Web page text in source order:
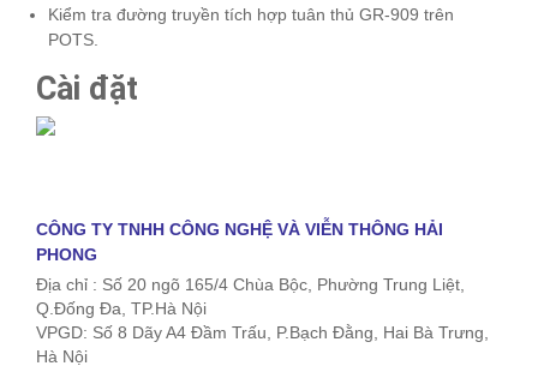
Kiểm tra đường truyền tích hợp tuân thủ GR-909 trên
POTS.
Cài đặt
CÔNG TY TNHH CÔNG NGHỆ VÀ VIỄN THÔNG HẢI
PHONG
Địa chỉ : Số 20 ngõ 165/4 Chùa Bộc, Phường Trung Liệt,
Q.Đống Đa, TP.Hà Nội
VPGD: Số 8 Dãy A4 Đầm Trấu, P.Bạch Đằng, Hai Bà Trưng,
Hà Nội